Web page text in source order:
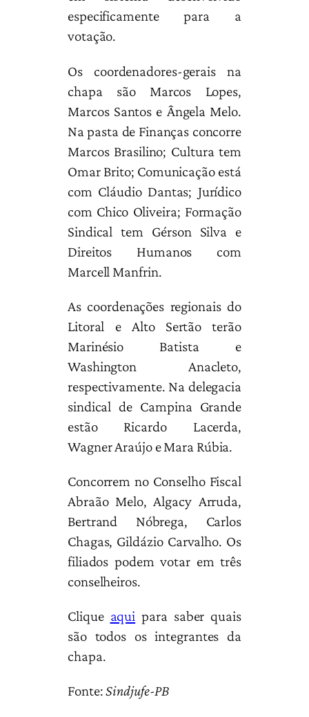
especificamente para a
votação.
Os coordenadores-gerais na
chapa são Marcos Lopes,
Marcos Santos e Ângela Melo.
Na pasta de Finanças concorre
Marcos Brasilino; Cultura tem
Omar Brito; Comunicação está
com Cláudio Dantas; Jurídico
com Chico Oliveira; Formação
Sindical tem Gérson Silva e
Direitos Humanos com
Marcell Manfrin.
As coordenações regionais do
Litoral e Alto Sertão terão
Marinésio Batista e
Washington Anacleto,
respectivamente. Na delegacia
sindical de Campina Grande
estão Ricardo Lacerda,
Wagner Araújo e Mara Rúbia.
Concorrem no Conselho Fiscal
Abraão Melo, Algacy Arruda,
Bertrand Nóbrega, Carlos
Chagas, Gildázio Carvalho. Os
filiados podem votar em três
conselheiros.
Clique aqui para saber quais
são todos os integrantes da
chapa.
Fonte:Sindjufe-PB